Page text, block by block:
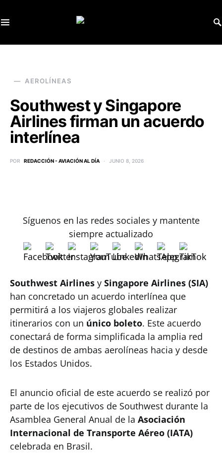
AEROLÍNEAS
Southwest y Singapore
Airlines firman un acuerdo
interlínea
POR REDACCIÓN - AVIACIÓN AL DÍA JUNIO 8, 2026
Síguenos en las redes sociales y mantente
siempre actualizado
Southwest Airlines y Singapore Airlines (SIA)
han concretado un acuerdo interlínea que
permitirá a los viajeros globales realizar
itinerarios con un único boleto. Este acuerdo
conectará de forma simplificada la amplia red
de destinos de ambas aerolíneas hacia y desde
los Estados Unidos.
El anuncio oficial de este acuerdo se realizó por
parte de los ejecutivos de Southwest durante la
Asamblea General Anual de la Asociación
Internacional de Transporte Aéreo (IATA)
celebrada en Brasil.